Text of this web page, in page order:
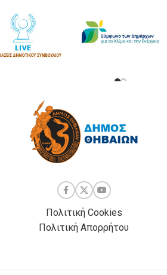
Πολιτική Cookies
Πολιτική Απορρήτου